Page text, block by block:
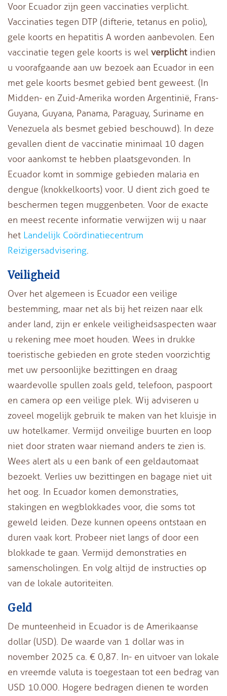
Voor Ecuador zijn geen vaccinaties verplicht.
Vaccinaties tegen DTP (difterie, tetanus en polio),
gele koorts en hepatitis A worden aanbevolen. Een
vaccinatie tegen gele koorts is wel verplichtindien
u voorafgaande aan uw bezoek aan Ecuador in een
met gele koorts besmet gebied bent geweest. (In
Midden- en Zuid-Amerika worden Argentinië, Frans-
Guyana, Guyana, Panama, Paraguay, Suriname en
Venezuela als besmet gebied beschouwd). In deze
gevallen dient de vaccinatie minimaal 10 dagen
voor aankomst te hebben plaatsgevonden. In
Ecuador komt in sommige gebieden malaria en
dengue (knokkelkoorts) voor. U dient zich goed te
beschermen tegen muggenbeten. Voor de exacte
en meest recente informatie verwijzen wij u naar
het Landelijk Coördinatiecentrum
Reizigersadvisering.
Veiligheid
Over het algemeen is Ecuador een veilige
bestemming, maar net als bij het reizen naar elk
ander land, zijn er enkele veiligheidsaspecten waar
u rekening mee moet houden. Wees in drukke
toeristische gebieden en grote steden voorzichtig
met uw persoonlijke bezittingen en draag
waardevolle spullen zoals geld, telefoon, paspoort
en camera op een veilige plek. Wij adviseren u
zoveel mogelijk gebruik te maken van het kluisje in
uw hotelkamer. Vermijd onveilige buurten en loop
niet door straten waar niemand anders te zien is.
Wees alert als u een bank of een geldautomaat
bezoekt. Verlies uw bezittingen en bagage niet uit
het oog. In Ecuador komen demonstraties,
stakingen en wegblokkades voor, die soms tot
geweld leiden. Deze kunnen opeens ontstaan en
duren vaak kort. Probeer niet langs of door een
blokkade te gaan. Vermijd demonstraties en
samenscholingen. En volg altijd de instructies op
van de lokale autoriteiten.
Geld
De munteenheid in Ecuador is de Amerikaanse
dollar (USD). De waarde van 1 dollar was in
november 2025 ca. € 0,87. In- en uitvoer van lokale
en vreemde valuta is toegestaan tot een bedrag van
USD 10.000. Hogere bedragen dienen te worden